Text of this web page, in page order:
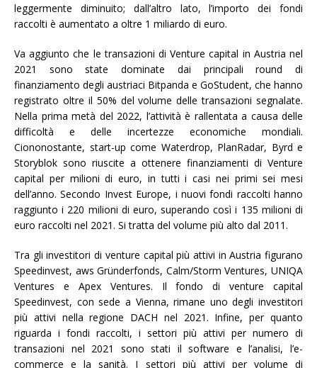
leggermente diminuito; dall’altro lato, l’importo dei fondi
raccolti è aumentato a oltre 1 miliardo di euro.
Va aggiunto che le transazioni di Venture capital in Austria nel
2021 sono state dominate dai principali round di
finanziamento degli austriaci Bitpanda e GoStudent, che hanno
registrato oltre il 50% del volume delle transazioni segnalate.
Nella prima metà del 2022, l’attività è rallentata a causa delle
difficoltà e delle incertezze economiche mondiali.
Ciononostante, start-up come Waterdrop, PlanRadar, Byrd e
Storyblok sono riuscite a ottenere finanziamenti di Venture
capital per milioni di euro, in tutti i casi nei primi sei mesi
dell’anno. Secondo Invest Europe, i nuovi fondi raccolti hanno
raggiunto i 220 milioni di euro, superando così i 135 milioni di
euro raccolti nel 2021. Si tratta del volume più alto dal 2011.
Tra gli investitori di venture capital più attivi in Austria figurano
Speedinvest, aws Gründerfonds, Calm/Storm Ventures, UNIQA
Ventures e Apex Ventures. Il fondo di venture capital
Speedinvest, con sede a Vienna, rimane uno degli investitori
più attivi nella regione DACH nel 2021. Infine, per quanto
riguarda i fondi raccolti, i settori più attivi per numero di
transazioni nel 2021 sono stati il software e l’analisi, l’e-
commerce e la sanità. I settori più attivi per volume di